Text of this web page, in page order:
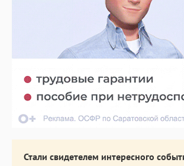
Стали свидетелем интересного